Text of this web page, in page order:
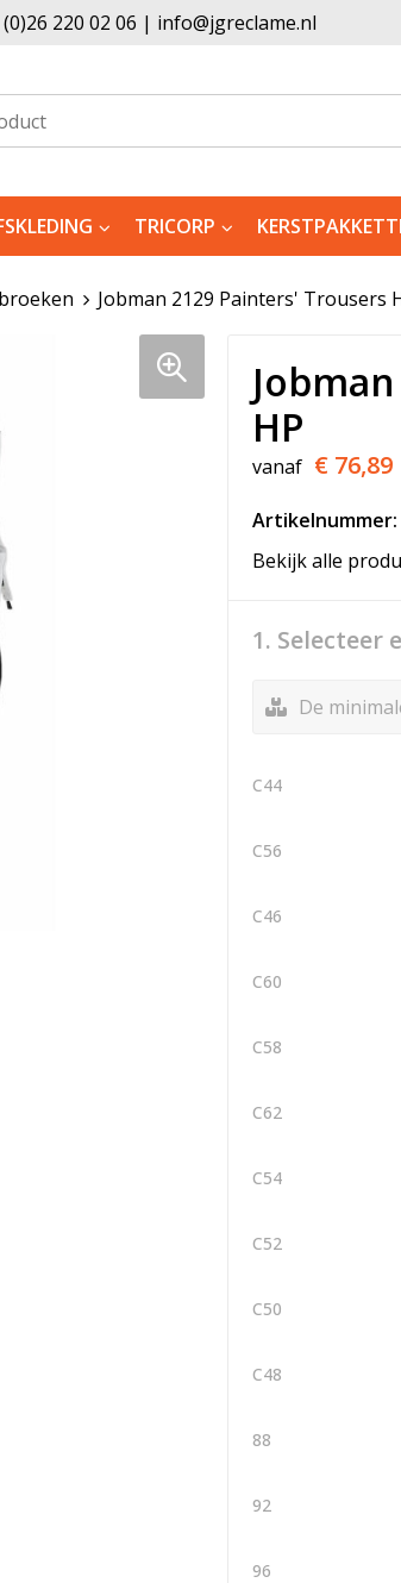
220 02 06 | info@jgreclame.nl
TRICORP
Jobman 2129 Painters' Trousers
HP
vanaf € 76,89
Artikelnummer:
Bekijk alle
1. Selecteer
De
C44
C56
C46
C60
C58
C62
C54
C52
C50
C48
88
92
96